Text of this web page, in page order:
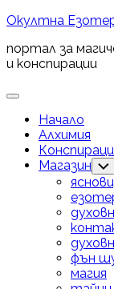
Skip
content
Окултна
портал за
и конспирации
Expand
Начало
Алхимия
Магазин
фън
магия